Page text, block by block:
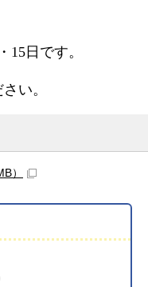
15日です。
い。
）